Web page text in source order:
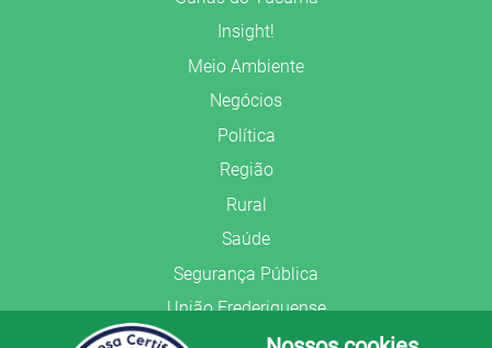
Insight!
Meio Ambiente
Negócios
Política
Região
Rural
Saúde
Segurança Pública
União Frederiquense